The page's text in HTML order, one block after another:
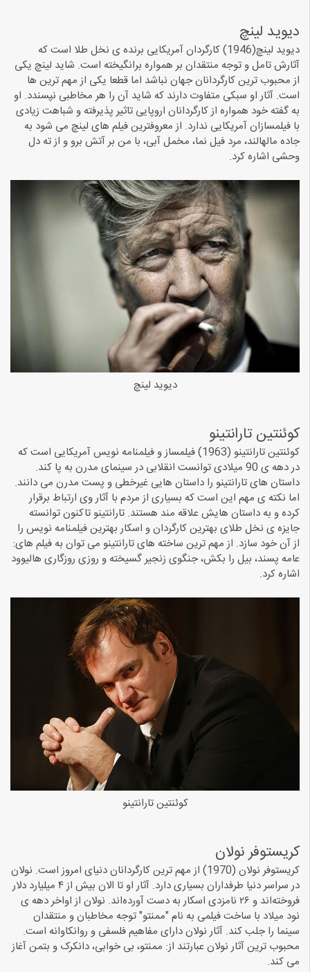
دیوید لینچ
دیوید لینچ(1946) کارگردان آمریکایی برنده ی نخل طلا است که
آثارش تامل و توجه منتقدان بر همواره برانگیخته است. شاید لینچ یکی
از محبوب ترین کارگردانان جهان نباشد اما قطعا یکی از مهم ترین ها
است. آثار او سبکی متفاوت دارند که شاید آن را هر مخاطبی نپسندد. او
به گفته خود همواره از کارگردانان اروپایی تاثیر پذیرفته و شباهت زیادی
با فیلمسازان آمریکایی ندارد. از معروفترین فیلم های لینچ می شود به
جاده مالهالند، مرد فیل نما، مخمل آبی، با من بر آتش برو و از ته دل
وحشی اشاره کرد.
دیوید لینچ
کوئنتین تارانتینو
کوئنتین تارانتینو (1963) فیلمساز و فیلمنامه نویس آمریکایی است که
در دهه ی 90 میلادی توانست انقلابی در سینمای مدرن به پا کند.
داستان های تارانتینو را داستان هایی غیرخطی و پست مدرن می دانند.
اما نکته ی مهم این است که بسیاری از مردم با آثار وی ارتباط برقرار
کرده و به داستان هایش علاقه مند هستند. تارانتینو تاکنون توانسته
جایزه ی نخل طلای بهترین کارگردان و اسکار بهترین فیلمنامه نویس را
از آن خود سازد. از مهم ترین ساخته های تارانتینو می توان به فیلم های:
عامه پسند، بیل را بکش، جنگوی زنجیر گسیخته و روزی روزگاری هالیوود
اشاره کرد.
کوئنتین تارانتینو
کریستوفر نولان
کریستوفر نولان (1970) از مهم ترین کارگردانان دنیای امروز است. نولان
در سراسر دنیا طرفداران بسیاری دارد. آثار او تا الان بیش از ۴ میلیارد دلار
فروخته‌اند و ۲۶ نامزدی اسکار به دست آورده‌اند. نولان از اواخر دهه ی
نود میلاد با ساخت فیلمی به نام "ممنتو" توجه مخاطبان و منتقدان
سینما را جلب کند. آثار نولان دارای مفاهیم فلسفی و روانکاوانه است.
محبوب ترین آثار نولان عبارتند از: ممنتو، بی خوابی، دانکرک و بتمن آغاز
می کند.